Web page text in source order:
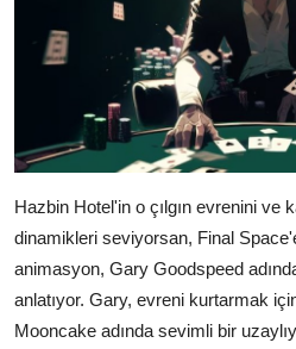
Hazbin Hotel'in o çılgın evrenini ve
dinamikleri seviyorsan, Final
animasyon, Gary Goodspeed
anlatıyor. Gary, evreni kurtarmak
Mooncake adında sevimli bir